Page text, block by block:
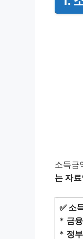
소득금
는 자료
✅ 소
* 금
* 정